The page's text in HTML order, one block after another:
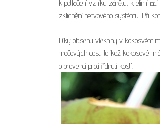
k potlačení vzniku zánětu, k
zklidnění nervového systému. Při
Díky obsahu vlákniny v kokosvém
močových cest. Jelikož kokosové
o prevenci proti řídnutí kostí.